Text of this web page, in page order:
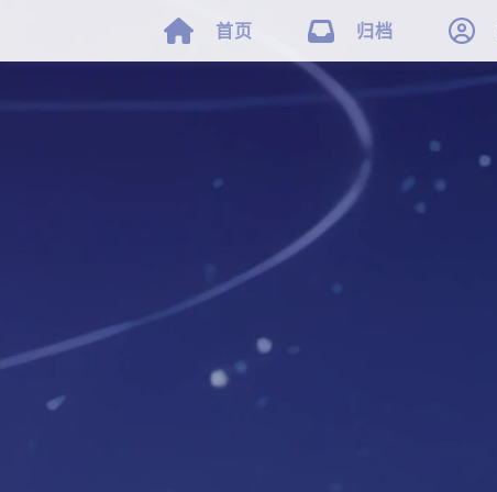
 首页  归档 